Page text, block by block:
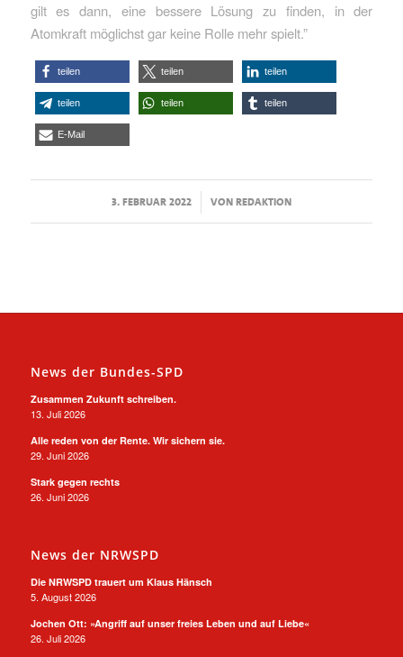
gilt es dann, eine bessere Lösung zu finden, in der
Atomkraft möglichst gar keine Rolle mehr spielt.”
teilen teilen teilen
teilen teilen teilen
E-Mail
3. FEBRUAR 2022
/ VONREDAKTION
News der Bundes-SPD
Zusammen Zukunft schreiben.
13. Juli 2026
Alle reden von der Rente. Wir sichern sie.
29. Juni 2026
Stark gegen rechts
26. Juni 2026
News der NRWSPD
Die NRWSPD trauert um Klaus Hänsch
5. August 2026
Jochen Ott: »Angriff auf unser freies Leben und auf Liebe«
26. Juli 2026